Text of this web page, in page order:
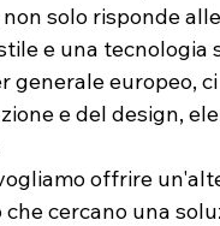
solo risponde
e una tecnologia
generale europeo, ci
e del design,
offrire
cercano una